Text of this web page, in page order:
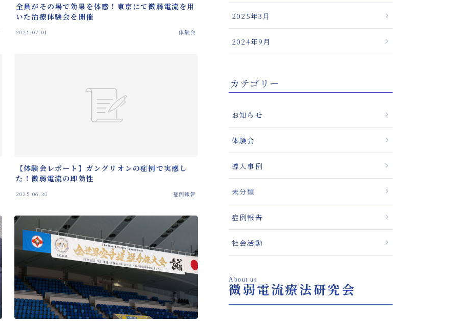
全員がその場で効果を体感！東京にて微弱電流を用
いた治療体験会を開催
2025.07.01 体験会
【体験会レポート】ガングリオンの症例で実感し
た！微弱電流の即効性
2025.06.30 症例報告
2025年3月
2024年9月
カテゴリー
お知らせ
体験会
導入事例
未分類
症例報告
社会活動
About us
微弱電流療法研究会